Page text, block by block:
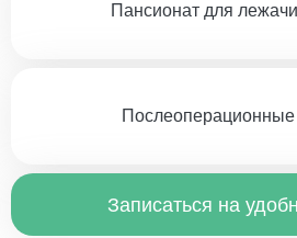
Пансионат для
Записаться на